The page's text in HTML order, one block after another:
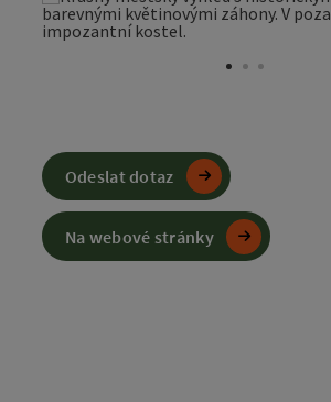
Odeslat dotaz
Na webové stránky